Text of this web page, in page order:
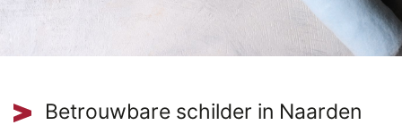
Betrouwbare schilder in Naarden